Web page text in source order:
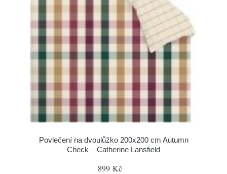
Povlečení na dvoulůžko 200x200 cm Autumn
Check – Catherine Lansfield
899 Kč